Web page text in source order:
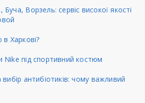
Буча, Ворзель: сервіс високої якості
Харкові?
Nike під спортивний костюм
антибіотиків: чому важливий